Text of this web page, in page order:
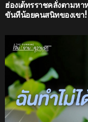
ฮ่องเต้ทรราชคลั่งตามห
ขันทีน้อยคนสนิทของเขา!